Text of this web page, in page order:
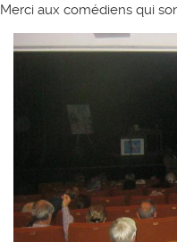
Merci aux comédiens qui